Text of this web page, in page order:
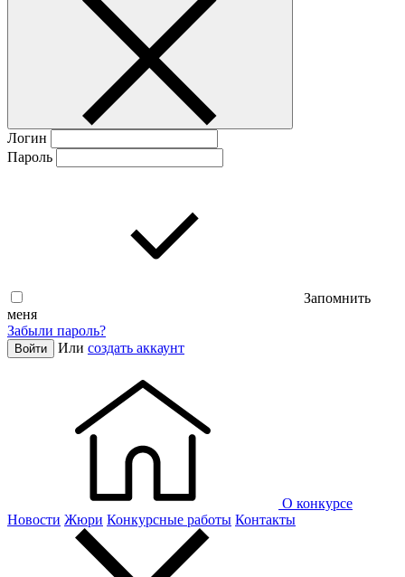
Логин
Пароль
Запомнить
меня
Забыли пароль?
Войти Или создать аккаунт
О конкурсе
Новости Жюри Конкурсные работы Контакты